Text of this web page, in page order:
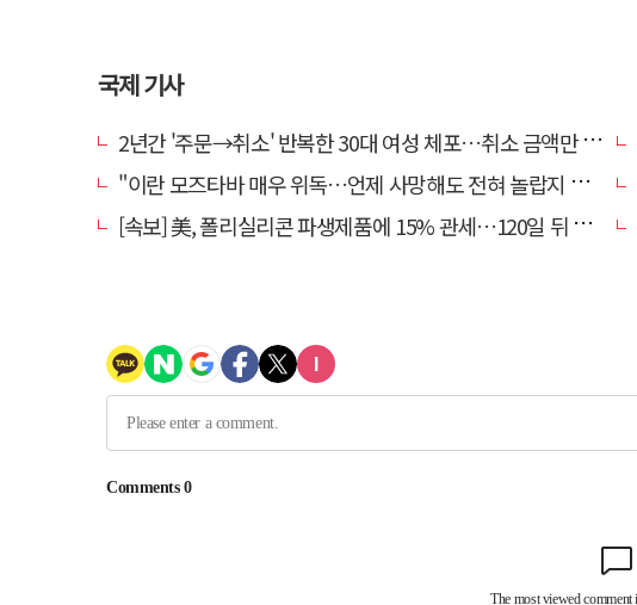
국제 기사
2년간 '주문→취소' 반복한 30대 여성 체포…취소 금액만 400억 원
"이란 모즈타바 매우 위독…언제 사망해도 전혀 놀랍지 않아"
[속보] 美, 폴리실리콘 파생제품에 15% 관세…120일 뒤 발효